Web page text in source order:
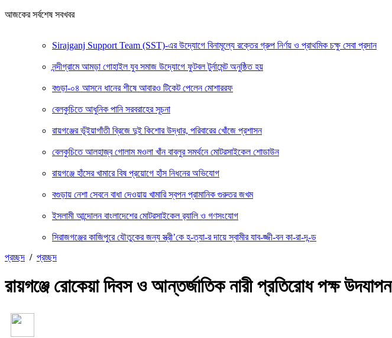
আজকের সর্বশেষ সবখবর
Sirajganj Support Team (SST)-এর উদ্যোগে বিনামূল্যে রক্তের গ্রুপ নির্ণয় ও প্রাথমিক চক্ষু সেবা প্রদান
নন্দীগ্রামে আমড়া গোহাইল যুব সমাজ উদ্যোগে ফুটবল টুর্নামেন্ট অনুষ্ঠিত হয়
বগুড়া-০৪ আসনে ধানের শীষে আবারও টিকেট পেলেন মোশাররফ
বেলকুচিতে আধুনিক পানি সরবরাহের সূচনা
রায়গঞ্জের ভূঁইয়াগাঁতী ব্রিজে দুই কিশোর উদ্ধার, পরিবারের খোঁজে প্রশাসন
বেলকুচিতে আলহাজ্ব গোলাম মওলা খাঁন বাবলুর সমর্থনে মোটরসাইকেল শোডাউন
রায়গঞ্জে হাঁসের খামারে বিষ প্রয়োগে হাঁস নিধনের অভিযোগ
বগুড়ায় নেশা সেবনে বাধা দেওয়ায় খামারি স্বপন প্রামানিক গুরুতর জখম
ইসলামী আন্দোলন বাংলাদেশের মোটরসাইকেল র‍্যালি ও গণসংযোগ
সিরাজগঞ্জের কাজিপুরে যৌতুকের জন্য স্ত্রী’কে হ-ত্যা-র দায়ে স্বামীর যাব-জ্জী-বন কা-রা-দ-ন্ড
প্রচ্ছদ / প্রচ্ছদ
রায়গঞ্জে রোকেয়া দিবস ও আন্তর্জাতিক নারী প্রতিরোধ পক্ষ উদযাপন